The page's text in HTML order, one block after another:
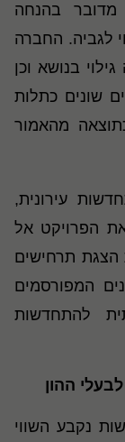
מדובר בהנחה
לגביה. החברה
בנושא וכן
שונים כתלות
מהאמור
עירונית,
הפרויקט אל
הצגת תרחישים
המפורסמים
להתחדשות
נקבע השווי